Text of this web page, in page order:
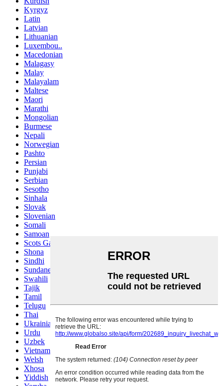
Kyrgyz
Latin
Latvian
Lithuanian
Luxembou..
Macedonian
Malagasy
Malay
Malayalam
Maltese
Maori
Marathi
Mongolian
Burmese
Nepali
Norwegian
Pashto
Persian
Punjabi
Serbian
Sesotho
Sinhala
Slovak
Slovenian
Somali
Samoan
Scots Gaelic
Shona
Sindhi
Sundanese
Swahili
Tajik
Tamil
Telugu
Thai
Ukrainian
Urdu
Uzbek
Vietnamese
Welsh
Xhosa
Yiddish